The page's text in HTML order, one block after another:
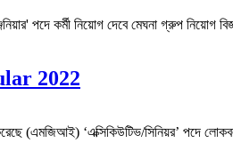
পদে কর্মী নিয়োগ দেবে মেঘনা গ্রুপ নিয়োগ
2022
(এমজিআই) ‘এক্সিকিউটিভ/সিনিয়র’ পদে